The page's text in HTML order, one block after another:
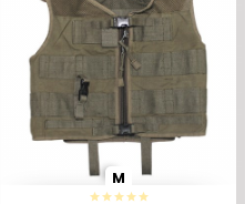
M